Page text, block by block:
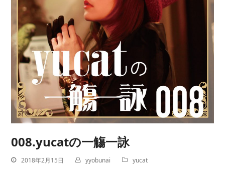
008.yucatの一觴一詠
2018年2月15日 yyobunai yucat